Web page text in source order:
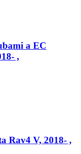
a EC
,
Rav4 V, 2018- ,